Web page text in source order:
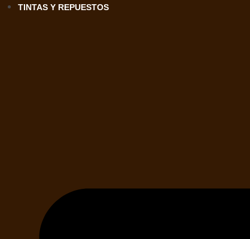
TINTAS Y REPUESTOS